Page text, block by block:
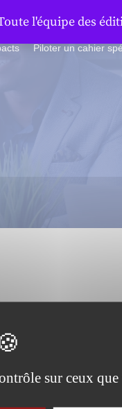
Piloter un cahier
IAE
l'équipe des
sur ceux